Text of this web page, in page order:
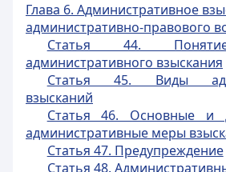
Глава 6. Административное
административно-правового
Статья 44.
административного взыскания
Статья 45. Виды
взысканий
Статья 46. Основные и
административные меры
Статья 47. Предупреждение
Статья 48.